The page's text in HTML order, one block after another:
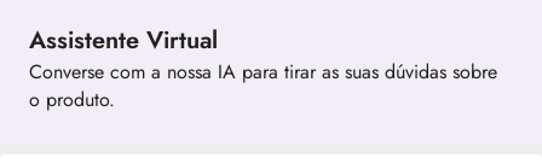
Assistente Virtual
Converse com a nossa IA para tirar as suas dúvidas sobre
o produto.